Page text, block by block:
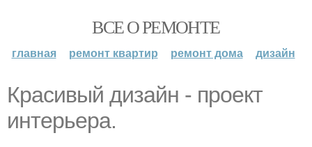
ВСЕ О РЕМОНТЕ
главная ремонт квартир ремонт дома дизайн
Красивый дизайн - проект
интерьера.